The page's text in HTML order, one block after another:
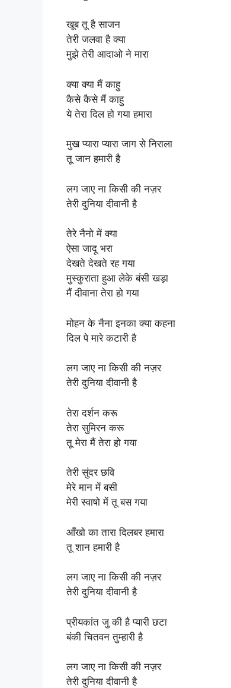
खूब तू है साजन
तेरी जलवा है क्या
मुझे तेरी आदाओ ने मारा
क्या क्या मैं काहु
कैसे कैसे मैं काहु
ये तेरा दिल हो गया हमारा
मुख प्यारा प्यारा जाग से निराला
तू जान हमारी है
लग जाए ना किसी की नज़र
तेरी दुनिया दीवानी है
तेरे नैनो में क्या
ऐसा जादू भरा
देखते देखते रह गया
मुस्कुराता हुआ लेके बंसी खड़ा
मैं दीवाना तेरा हो गया
मोहन के नैना इनका क्या कहना
दिल पे मारे कटारी है
लग जाए ना किसी की नज़र
तेरी दुनिया दीवानी है
तेरा दर्शन करू
तेरा सुमिरन करू
तू मेरा मैं तेरा हो गया
तेरी सुंदर छवि
मेरे मान में बसी
मेरी स्वाषो में तू बस गया
आँखो का तारा दिलबर हमारा
तू शान हमारी है
लग जाए ना किसी की नज़र
तेरी दुनिया दीवानी है
प्रीयकांत जु की है प्यारी छटा
बंकी चितवन तुम्हारी है
लग जाए ना किसी की नज़र
तेरी दुनिया दीवानी है